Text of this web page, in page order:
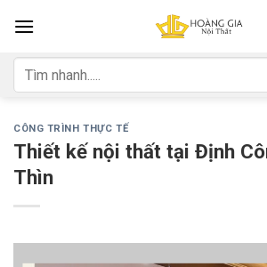
content
Tìm
kiếm:
CÔNG TRÌNH THỰC TẾ
Thiết kế nội thất tại Định
Thìn